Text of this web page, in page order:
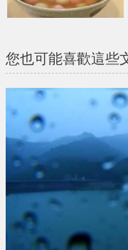
您也可能喜歡這些